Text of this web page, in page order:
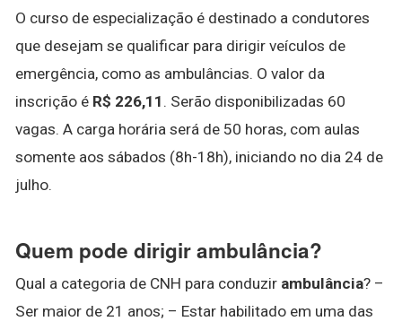
O curso de especialização é destinado a condutores
que desejam se qualificar para dirigir veículos de
emergência, como as ambulâncias. O valor da
inscrição é R$ 226,11 . Serão disponibilizadas 60
vagas. A carga horária será de 50 horas, com aulas
somente aos sábados (8h-18h), iniciando no dia 24 de
julho.
Quem pode dirigir ambulância?
Qual a categoria de CNH para conduzir ambulância? –
Ser maior de 21 anos; – Estar habilitado em uma das